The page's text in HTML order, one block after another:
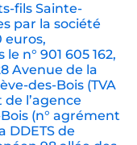
fils Sainte-
par la société
euros,
n° 901 605 162,
Avenue de la
des-Bois (TVA
de l’agence
(n° agrément
DDETS de